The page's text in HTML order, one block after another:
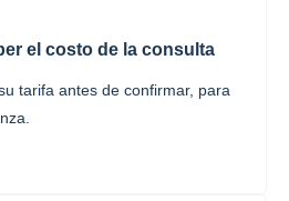
el costo de la consulta
tarifa antes de confirmar, para